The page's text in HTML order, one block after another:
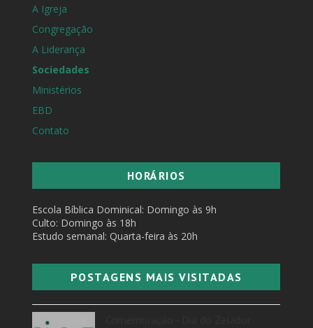
A Igreja
Congregação
A Liderança
Sociedades
Ministérios
EBD
Contato
HORÁRIOS
Escola Bíblica Dominical: Domingo às 9h
Culto: Domingo às 18h
Estudo semanal: Quarta-feira às 20h
POSTAGENS MAIS VISITADAS